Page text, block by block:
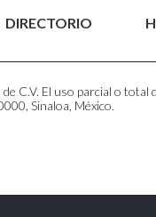
DIRECTORIO
C.V. El uso parcial o total
Sinaloa, México.